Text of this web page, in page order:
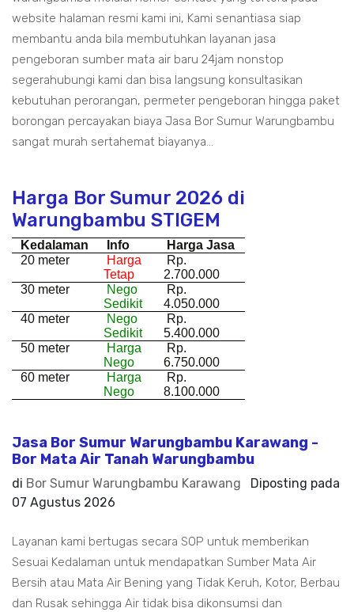
website halaman resmi kami ini, Kami senantiasa siap
membantu anda bila membutuhkan layanan jasa
pengeboran sumber mata air baru 24jam nonstop
segerahubungi kami dan bisa langsung konsultasikan
kebutuhan perorangan, permeter pengeboran hingga paket
borongan percayakan biaya Jasa Bor Sumur Warungbambu
sangat murah sertahemat biayanya...
Harga Bor Sumur 2026 di
Warungbambu STIGEM
Kedalaman Info
Harga Jasa
20 meter
Harga
Tetap
Rp.
2.700.000
30 meter
Nego
Sedikit
Rp.
4.050.000
40 meter
Nego
Sedikit
Rp.
5.400.000
50 meter
Harga
Nego
Rp.
6.750.000
60 meter
Harga
Nego
Rp.
8.100.000
Jasa Bor Sumur Warungbambu Karawang -
Bor Mata Air Tanah Warungbambu
di Bor Sumur Warungbambu Karawang
Diposting pada
07 Agustus 2026
Layanan kami bertugas secara SOP untuk memberikan
Sesuai Kedalaman untuk mendapatkan Sumber Mata Air
Bersih atau Mata Air Bening yang Tidak Keruh, Kotor, Berbau
dan Rusak sehingga Air tidak bisa dikonsumsi dan